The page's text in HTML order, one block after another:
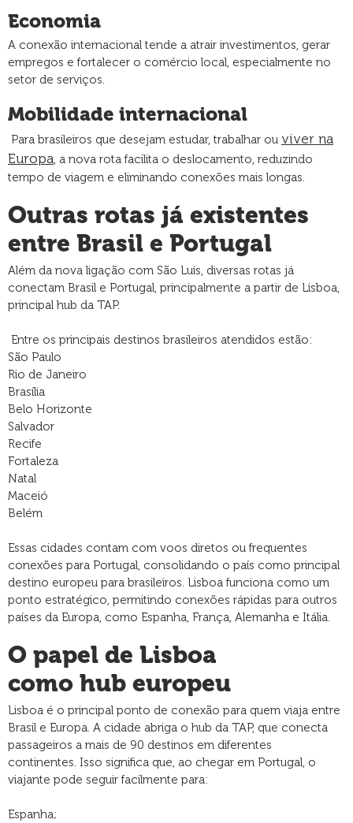
Economia
A conexão internacional tende a atrair investimentos, gerar
empregos e fortalecer o comércio local, especialmente no
setor de serviços.
Mobilidade internacional
Para brasileiros que desejam estudar, trabalhar ou viver na
Europa, a nova rota facilita o deslocamento, reduzindo
tempo de viagem e eliminando conexões mais longas.
Outras rotas já existentes
entre Brasil e Portugal
Além da nova ligação com São Luís, diversas rotas já
conectam Brasil e Portugal, principalmente a partir de Lisboa,
principal hub da TAP.
Entre os principais destinos brasileiros atendidos estão:
São Paulo
Rio de Janeiro
Brasília
Belo Horizonte
Salvador
Recife
Fortaleza
Natal
Maceió
Belém
Essas cidades contam com voos diretos ou frequentes
conexões para Portugal, consolidando o país como principal
destino europeu para brasileiros. Lisboa funciona como um
ponto estratégico, permitindo conexões rápidas para outros
países da Europa, como Espanha, França, Alemanha e Itália.
O papel de Lisboa
como hub europeu
Lisboa é o principal ponto de conexão para quem viaja entre
Brasil e Europa. A cidade abriga o hub da TAP, que conecta
passageiros a mais de 90 destinos em diferentes
continentes. Isso significa que, ao chegar em Portugal, o
viajante pode seguir facilmente para:
Espanha;